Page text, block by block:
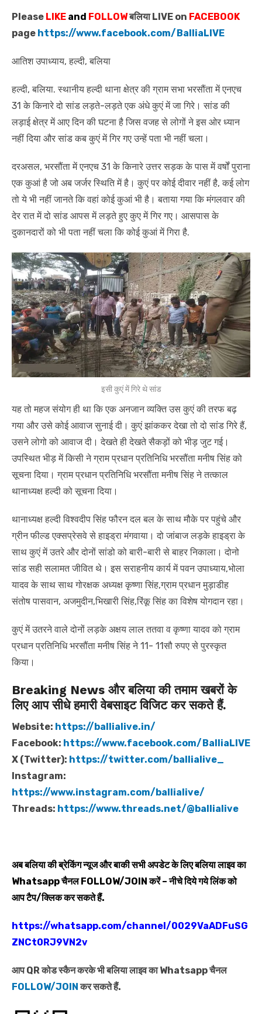
Please LIKE and FOLLOWबलिया LIVE on FACEBOOK
page https://www.facebook.com/BalliaLIVE
आतिश उपाध्याय, हल्दी, बलिया
हल्दी, बलिया. स्थानीय हल्दी थाना क्षेत्र की ग्राम सभा भरसौंता में एनएच
31 के किनारे दो सांड लड़ते-लड़ते एक अंधे कुएं में जा गिरे। सांड की
लड़ाई क्षेत्र में आए दिन की घटना है जिस वजह से लोगों ने इस ओर ध्यान
नहीं दिया और सांड कब कुएं में गिर गए उन्हें पता भी नहीं चला।
दरअसल, भरसौंता में एनएच 31 के किनारे उत्तर सड़क के पास में वर्षों पुराना
एक कुआं है जो अब जर्जर स्थिति में है। कुएं पर कोई दीवार नहीं है, कई लोग
तो ये भी नहीं जानते कि वहां कोई कुआं भी है। बताया गया कि मंगलवार की
देर रात में दो सांड आपस में लड़ते हुए कुए में गिर गए। आसपास के
दुकानदारों को भी पता नहीं चला कि कोई कुआं में गिरा है.
इसी कुएं में गिरे थे सांड
यह तो महज संयोग ही था कि एक अनजान व्यक्ति उस कुएं की तरफ बढ़
गया और उसे कोई आवाज सुनाई दी। कुएं झांककर देखा तो दो सांड गिरे हैं,
उसने लोगो को आवाज दी। देखते ही देखते सैकड़ों को भीड़ जुट गई।
उपस्थित भीड़ में किसी ने ग्राम प्रधान प्रतिनिधि भरसौंता मनीष सिंह को
सूचना दिया। ग्राम प्रधान प्रतिनिधि भरसौंता मनीष सिंह ने तत्काल
थानाध्यक्ष हल्दी को सूचना दिया।
थानाध्यक्ष हल्दी विश्वदीप सिंह फौरन दल बल के साथ मौके पर पहुंचे और
ग्रीन फील्ड एक्सप्रेसवे से हाइड्रा मंगवाया। दो जांबाज लड़के हाइड्रा के
साथ कुएं में उतरे और दोनों सांडो को बारी-बारी से बाहर निकाला। दोनो
सांड सही सलामत जीवित थे। इस सराहनीय कार्य में पवन उपाध्याय,भोला
यादव के साथ साथ गोरक्षक अध्यक्ष कृष्णा सिंह,ग्राम प्रधान मुड़ाडीह
संतोष पासवान, अजमुदीन,भिखारी सिंह,रिंकू सिंह का विशेष योगदान रहा।
कुएं में उतरने वाले दोनों लड़के अक्षय लाल ततवा व कृष्णा यादव को ग्राम
प्रधान प्रतिनिधि भरसौंता मनीष सिंह ने 11- 11सौ रुपए से पुरस्कृत
किया।
Breaking News और बलिया की तमाम खबरों के
लिए आप सीधे हमारी वेबसाइट विजिट कर सकते हैं.
Website: https://ballialive.in/
Facebook: https://www.facebook.com/BalliaLIVE
X (Twitter): https://twitter.com/ballialive_
Instagram:
https://www.instagram.com/ballialive/
Threads: https://www.threads.net/@ballialive
अब बलिया की ब्रेकिंग न्यूज और बाकी सभी अपडेट के लिए बलिया लाइव का
WhatsappचैनलFOLLOW/JOINकरें – नीचे दिये गये लिंक को
आप टैप/क्लिक कर सकते हैं.
https://whatsapp.com/channel/0029VaADFuSG
ZNCt0RJ9VN2v
आप QR कोड स्कैन करके भी बलिया लाइव का Whatsapp चैनल
FOLLOW/JOINकर सकते हैं.